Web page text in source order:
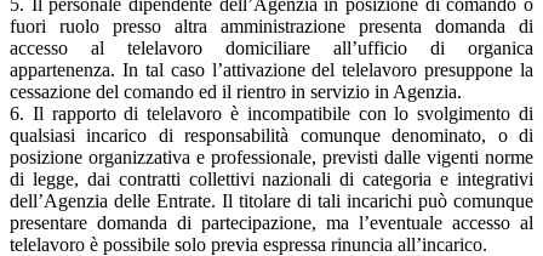
fuori ruolo presso altra amministrazione presenta domanda di
accesso al telelavoro domiciliare all’ufficio di organica
appartenenza. In tal caso l’attivazione del telelavoro presuppone la
cessazione del comando ed il rientro in servizio in Agenzia.
6. Il rapporto di telelavoro è incompatibile con lo svolgimento di
qualsiasi incarico di responsabilità comunque denominato, o di
posizione organizzativa e professionale, previsti dalle vigenti norme
di legge, dai contratti collettivi nazionali di categoria e integrativi
dell’Agenzia delle Entrate. Il titolare di tali incarichi può comunque
presentare domanda di partecipazione, ma l’eventuale accesso al
telelavoro è possibile solo previa espressa rinuncia all’incarico.